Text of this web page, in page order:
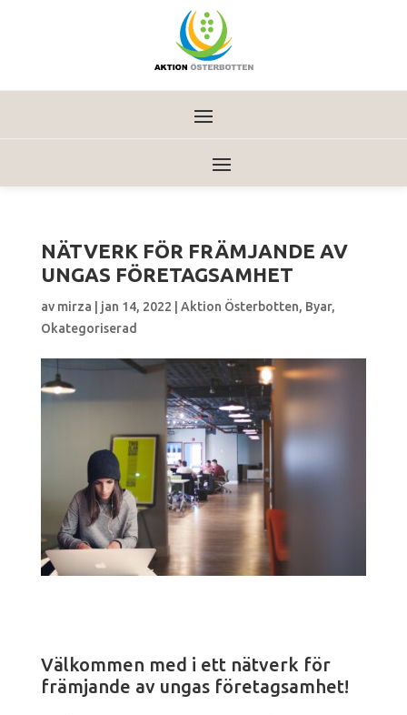
NÄTVERK FÖR FRÄMJANDE AV
UNGAS FÖRETAGSAMHET
av mirza jan 14, 2022 Aktion Österbotten, Byar,
Okategoriserad
Välkommen med i ett nätverk för
främjande av ungas företagsamhet!